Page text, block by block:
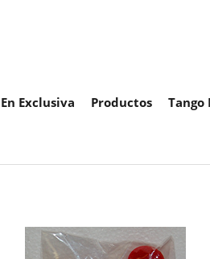
En Exclusiva Productos Tango